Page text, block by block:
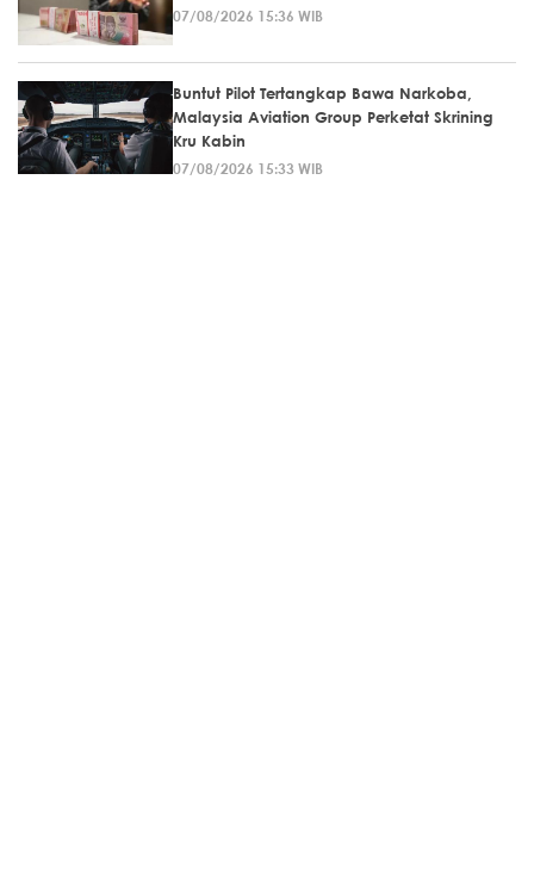
07/08/2026 15:36 WIB
Buntut Pilot Tertangkap Bawa Narkoba,
Malaysia Aviation Group Perketat Skrining
Kru Kabin
07/08/2026 15:33 WIB